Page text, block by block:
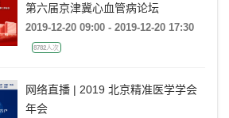
第六届京津冀心血管病论坛
2019-12-20 09:00 - 2019-12-20 17:30
8782人次
网络直播 | 2019 北京精准医学学会
年会